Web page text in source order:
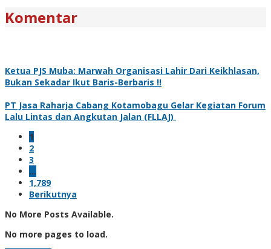
Komentar
Ketua PJS Muba: Marwah Organisasi Lahir Dari Keikhlasan,
Bukan Sekadar Ikut Baris-Berbaris !!
PT Jasa Raharja Cabang Kotamobagu Gelar Kegiatan Forum
Lalu Lintas dan Angkutan Jalan (FLLAJ)
1
2
3
…
1,789
Berikutnya
No More Posts Available.
No more pages to load.